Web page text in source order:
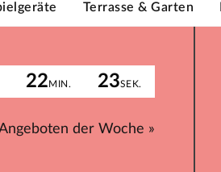
Terrasse & Garten
22MIN. 23SEK.
der Woche »